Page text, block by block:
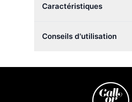
Caractéristiques
Conseils d'utilisation